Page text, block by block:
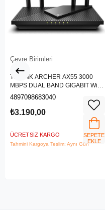
Çevre Birimleri
TP-LINK ARCHER AX55 3000
MBPS DUAL BAND GIGABIT Wi-Fi
6 ROUTER
4897098683040
₺3.190,00
ÜCRETSIZ KARGO
Tahmini Kargoya Teslim: Aynı Gün
SEPETE
EKLE